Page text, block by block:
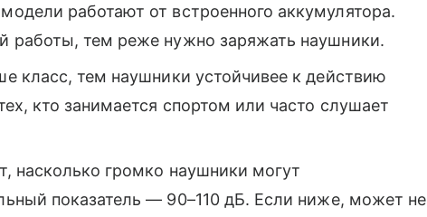
работают от встроенного аккумулятора.
работы, тем реже нужно заряжать наушники.
класс, тем наушники устойчивее к действию
кто занимается спортом или часто слушает
насколько громко наушники могут
показатель — 90–110 дБ. Если ниже, может не